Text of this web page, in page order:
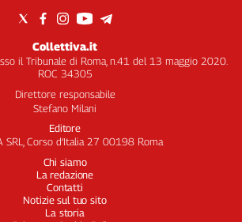
Collettiva.it
il Tribunale di Roma, n.41 del 13 maggio 2020.
ROC 34305
Direttore responsabile
Stefano Milani
Editore
SRL, Corso d’Italia 27 00198 Roma
Chi siamo
La redazione
Contatti
Notizie sul tuo sito
La storia